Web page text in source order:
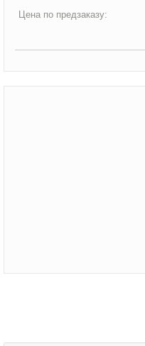
Цена по предзаказу: